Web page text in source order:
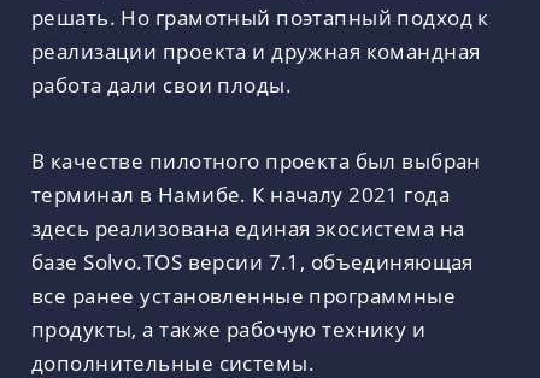
решать. Но грамотный поэтапный подход к
реализации проекта и дружная командная
работа дали свои плоды.
В качестве пилотного проекта был выбран
терминал в Намибе. К началу 2021 года
здесь реализована единая экосистема на
базе Solvo.TOS версии 7.1, объединяющая
все ранее установленные программные
продукты, а также рабочую технику и
дополнительные системы.